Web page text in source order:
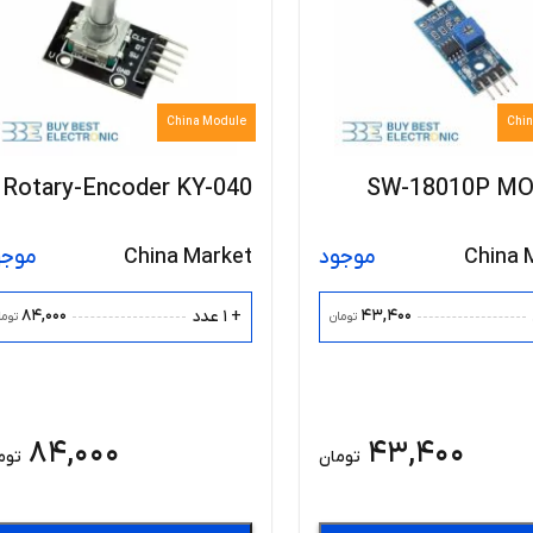
SW-18010P
China موجود
43,400 تومان
43,400 تومان
China Module
Rotary-Encoder KY-040
China Market
+ 1 عدد 84,000
84,000